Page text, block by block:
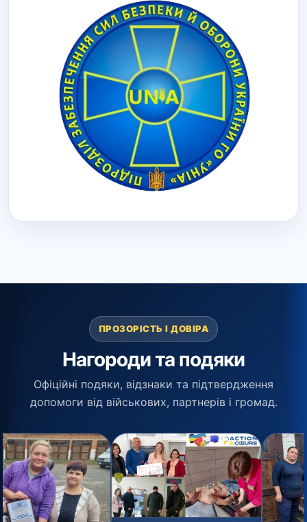
ПРОЗОРІСТЬ І ДОВІРА
Нагороди та подяки
Офіційні подяки, відзнаки та підтвердження
допомоги від військових, партнерів і громад.